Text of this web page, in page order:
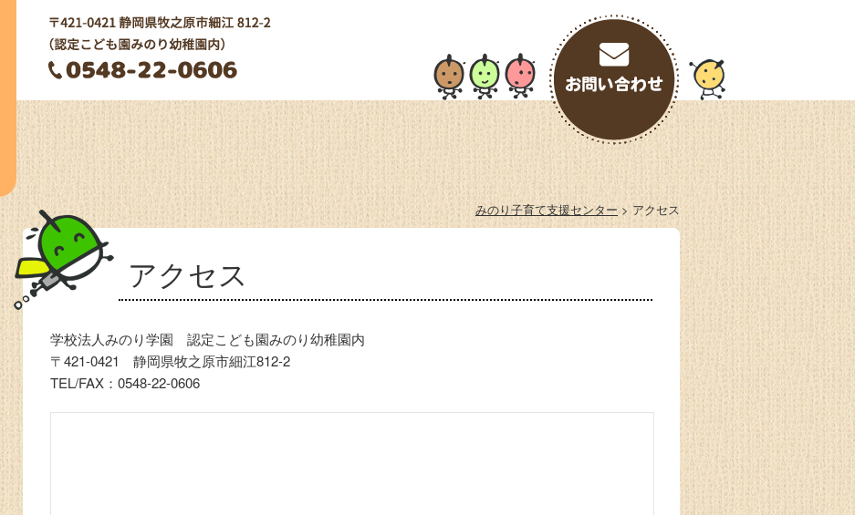
みのり子育て支援センター>アクセス
アクセス
学校法人みのり学園 認定こども園みのり幼稚園内
〒421-0421 静岡県牧之原市細江812-2
TEL/FAX：0548-22-0606